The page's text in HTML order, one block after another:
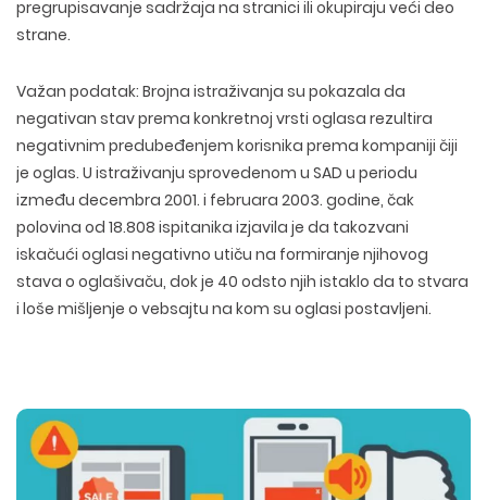
pregrupisavanje sadržaja na stranici ili okupiraju veći deo
strane.
Važan podatak: Brojna istraživanja su pokazala da
negativan stav prema konkretnoj vrsti oglasa rezultira
negativnim predubeđenjem korisnika prema kompaniji čiji
je oglas. U istraživanju sprovedenom u SAD u periodu
između decembra 2001. i februara 2003. godine, čak
polovina od 18.808 ispitanika izjavila je da takozvani
iskačući oglasi negativno utiču na formiranje njihovog
stava o oglašivaču, dok je 40 odsto njih istaklo da to stvara
i loše mišljenje o vebsajtu na kom su oglasi postavljeni.